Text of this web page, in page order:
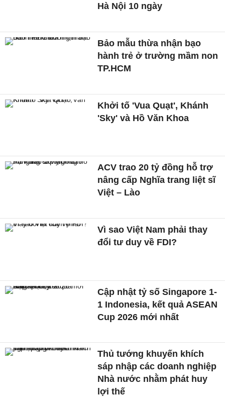
Hà Nội 10 ngày
Bảo mẫu thừa nhận bạo
hành trẻ ở trường mầm non
TP.HCM
Khởi tố 'Vua Quạt', Khánh
'Sky' và Hồ Văn Khoa
ACV trao 20 tỷ đồng hỗ trợ
nâng cấp Nghĩa trang liệt sĩ
Việt – Lào
Vì sao Việt Nam phải thay
đổi tư duy về FDI?
Cập nhật tỷ số Singapore 1-
1 Indonesia, kết quả ASEAN
Cup 2026 mới nhất
Thủ tướng khuyến khích
sáp nhập các doanh nghiệp
Nhà nước nhằm phát huy
lợi thế